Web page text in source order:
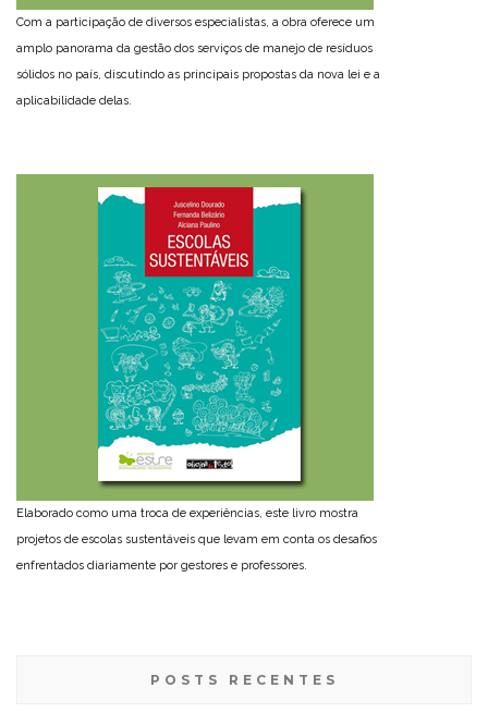
Com a participação de diversos especialistas, a obra oferece um
amplo panorama da gestão dos serviços de manejo de resíduos
sólidos no país, discutindo as principais propostas da nova lei e a
aplicabilidade delas.
Elaborado como uma troca de experiências, este livro mostra
projetos de escolas sustentáveis que levam em conta os desafios
enfrentados diariamente por gestores e professores.
POSTS RECENTES